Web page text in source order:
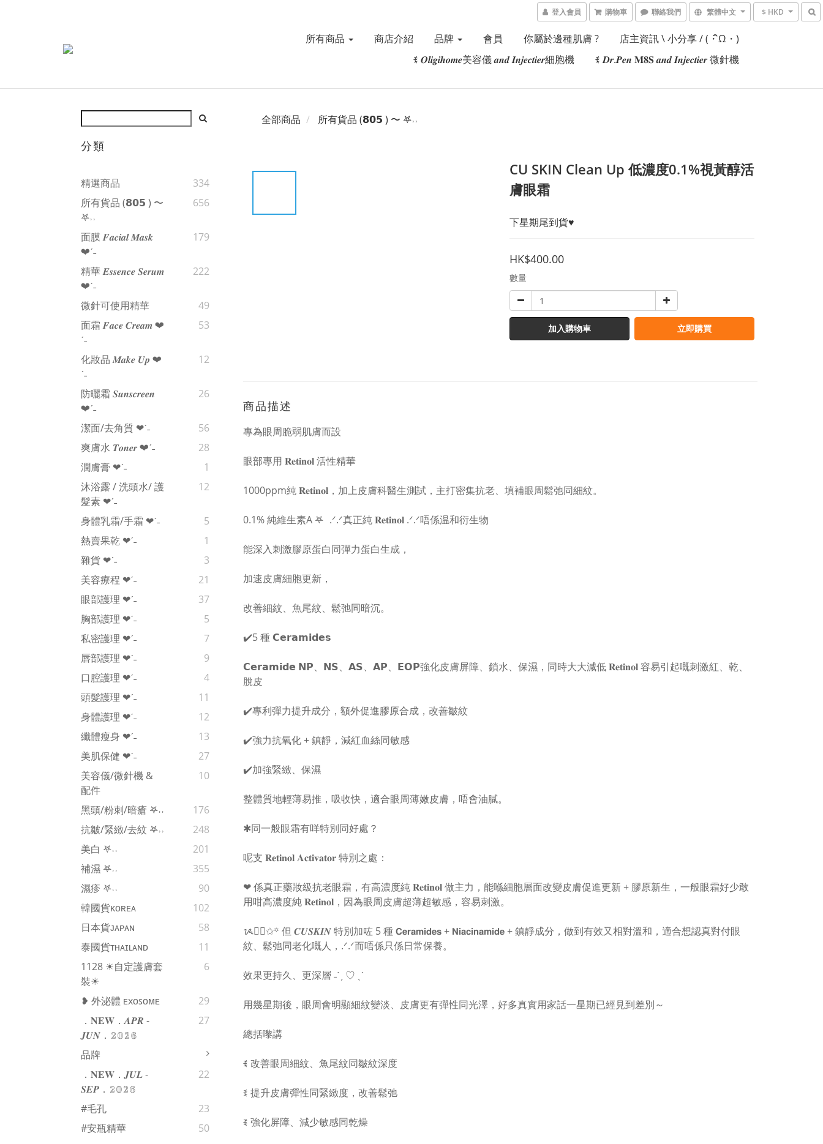
登入會員 購物車 聯絡我們 繁體中文 $ HKD
所有商品 商店介紹 品牌 會員 你屬於邊種肌膚 ?
店主資訊 \ 小分享 / (・ิω・)
ꉂ 𝑶𝒍𝒊𝒈𝒊𝒉𝒐𝒎𝒆美容儀 𝒂𝒏𝒅 𝑰𝒏𝒋𝒆𝒄𝒕𝒊𝒆𝒓細胞機
ꉂ 𝑫𝒓.𝑷𝒆𝒏 𝐌𝟖𝐒 𝒂𝒏𝒅 𝑰𝒏𝒋𝒆𝒄𝒕𝒊𝒆𝒓 微針機
分類
精選商品
334
所有貨品 (𝟴𝟬𝟱 ) 〜
𖤐˒˒‪‪
656
面膜 𝑭𝒂𝒄𝒊𝒂𝒍 𝑴𝒂𝒔𝒌
❤︎‬ˊ‪‪˗
179
精華 𝑬𝒔𝒔𝒆𝒏𝒄𝒆 𝑺𝒆𝒓𝒖𝒎
❤︎‬ˊ‪‪˗
222
微針可使用精華
49
面霜 𝑭𝒂𝒄𝒆 𝑪𝒓𝒆𝒂𝒎 ❤︎‬
ˊ‪‪˗
53
化妝品 𝑴𝒂𝒌𝒆 𝑼𝒑 ❤︎‬
ˊ‪‪˗
12
防曬霜 𝑺𝒖𝒏𝒔𝒄𝒓𝒆𝒆𝒏
❤︎‬ˊ‪‪˗
26
潔面/去角質 ❤︎‬ˊ‪‪˗
56
爽膚水 𝑻𝒐𝒏𝒆𝒓 ❤︎‬ˊ‪‪˗
28
潤膚膏 ❤︎‬ˊ‪‪˗
1
沐浴露 / 洗頭水/ 護
髮素 ❤︎‬ˊ‪‪˗
12
身體乳霜/手霜 ❤︎‬ˊ‪‪˗
5
熱賣果乾 ❤︎‬ˊ‪‪˗
1
雜貨 ❤︎‬ˊ‪‪˗
3
美容療程 ❤︎‬ˊ‪‪˗
21
眼部護理 ❤︎‬ˊ‪‪˗
37
胸部護理 ❤︎‬ˊ‪‪˗
5
私密護理 ❤︎‬ˊ‪‪˗
7
唇部護理 ❤︎‬ˊ‪‪˗
9
口腔護理 ❤︎‬ˊ‪‪˗
4
頭髮護理 ❤︎‬ˊ‪‪˗
11
身體護理 ❤︎‬ˊ‪‪˗
12
纖體瘦身 ❤︎‬ˊ‪‪˗
13
美肌保健 ❤︎‬ˊ‪‪˗
27
美容儀/微針機 &
配件
10
黑頭/粉刺/暗瘡 𖤐˒˒‪‪
176
抗皺/緊緻/去紋 𖤐˒˒‪‪
248
美白 𖤐˒˒‪‪
201
補濕 𖤐˒˒‪‪
355
濕疹 𖤐˒˒‪‪
90
韓國貨ᴋᴏʀᴇᴀ
102
日本貨ᴊᴀᴘᴀɴ
58
泰國貨ᴛʜᴀɪʟᴀɴᴅ
11
1128 ☀自定護膚套
裝☀
6
❥ 外泌體 ᴇxᴏꜱᴏᴍᴇ
29
．𝐍𝐄𝐖．𝑨𝑷𝑹 -
𝑱𝑼𝑵．𝟚𝟘𝟚𝟞
27
品牌
．𝐍𝐄𝐖．𝑱𝑼𝑳 -
𝑺𝑬𝑷．𝟚𝟘𝟚𝟞
22
#毛孔
23
#安瓶精華
50
全部商品 所有貨品 (𝟴𝟬𝟱 ) 〜 𖤐˒˒‪‪
CU SKIN Clean Up 低濃度0.1%視黃醇活
膚眼霜
下星期尾到貨♥︎
HK$400.00
數量
加入購物車 立即購買
商品描述
專為眼周脆弱肌膚而設
眼部專用 𝐑𝐞𝐭𝐢𝐧𝐨𝐥 活性精華
1000ppm純 𝐑𝐞𝐭𝐢𝐧𝐨𝐥，加上皮膚科醫生測試，主打密集抗老、填補眼周鬆弛同細紋。
0.1% 純維生素A 𖤐 .ᐟ.ᐟ真正純 𝐑𝐞𝐭𝐢𝐧𝐨𝐥 .ᐟ.ᐟ唔係温和衍生物
能深入刺激膠原蛋白同彈力蛋白生成，
加速皮膚細胞更新，
改善細紋、魚尾紋、鬆弛同暗沉。
✔️5 種 𝗖𝗲𝗿𝗮𝗺𝗶𝗱𝗲𝘀
𝗖𝗲𝗿𝗮𝗺𝗶𝗱𝗲 𝗡𝗣、𝗡𝗦、𝗔𝗦、𝗔𝗣、𝗘𝗢𝗣 強化皮膚屏障、鎖水、保濕，同時大大減低 𝐑𝐞𝐭𝐢𝐧𝐨𝐥 容易引起嘅刺激紅、乾、
脫皮
✔️專利彈力提升成分，額外促進膠原合成，改善皺紋
✔️強力抗氧化 + 鎮靜，減紅血絲同敏感
✔️加強緊緻、保濕
整體質地輕薄易推，吸收快，適合眼周薄嫩皮膚，唔會油膩。
✱同一般眼霜有咩特別同好處？
呢支 𝐑𝐞𝐭𝐢𝐧𝐨𝐥 𝐀𝐜𝐭𝐢𝐯𝐚𝐭𝐨𝐫 特別之處：
❤︎ 係真正藥妝級抗老眼霜，有高濃度純 𝐑𝐞𝐭𝐢𝐧𝐨𝐥 做主力，能喺細胞層面改變皮膚促進更新 + 膠原新生，一般眼霜好少敢
用咁高濃度純 𝐑𝐞𝐭𝐢𝐧𝐨𝐥，因為眼周皮膚超薄超敏感，容易刺激。
ᝰ✍🏻✩꙳ 但 𝑪𝑼𝑺𝑲𝑰𝑵 特別加咗 5 種 𝗖𝗲𝗿𝗮𝗺𝗶𝗱𝗲𝘀 + 𝗡𝗶𝗮𝗰𝗶𝗻𝗮𝗺𝗶𝗱𝗲 + 鎮靜成分，做到有效又相對溫和，適合想認真對付眼
紋、鬆弛同老化嘅人，.ᐟ.ᐟ而唔係只係日常保養。
效果更持久、更深層 ˗ˋˏ ♡ ˎˊ
用幾星期後，眼周會明顯細紋變淡、皮膚更有彈性同光澤，好多真實用家話一星期已經見到差別～
總括嚟講
ꉂ 改善眼周細紋、魚尾紋同皺紋深度
ꉂ 提升皮膚彈性同緊緻度，改善鬆弛
ꉂ 強化屏障、減少敏感同乾燥